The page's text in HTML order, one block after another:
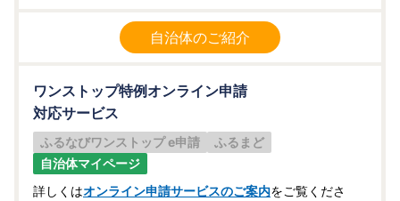
自治体のご紹介
ワンストップ特例オンライン申請
対応サービス
ふるなびワンストップ e申請
ふるまど
自治体マイページ
詳しくはオンライン申請サービスのご案内をご覧くださ